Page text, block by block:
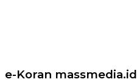
e-Koran massmedia.id